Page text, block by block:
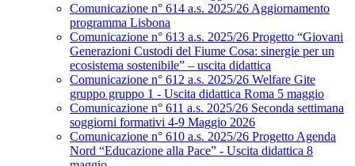
Comunicazione n° 614 a.s. 2025/26 Aggiornamento
programma Lisbona
Comunicazione n° 613 a.s. 2025/26 Progetto “Giovani
Generazioni Custodi del Fiume Cosa: sinergie per un
ecosistema sostenibile” – uscita didattica
Comunicazione n° 612 a.s. 2025/26 Welfare Gite
gruppo gruppo 1 - Uscita didattica Roma 5 maggio
Comunicazione n° 611 a.s. 2025/26 Seconda settimana
soggiorni formativi 4-9 Maggio 2026
Comunicazione n° 610 a.s. 2025/26 Progetto Agenda
Nord “Educazione alla Pace” - Uscita didattica 8